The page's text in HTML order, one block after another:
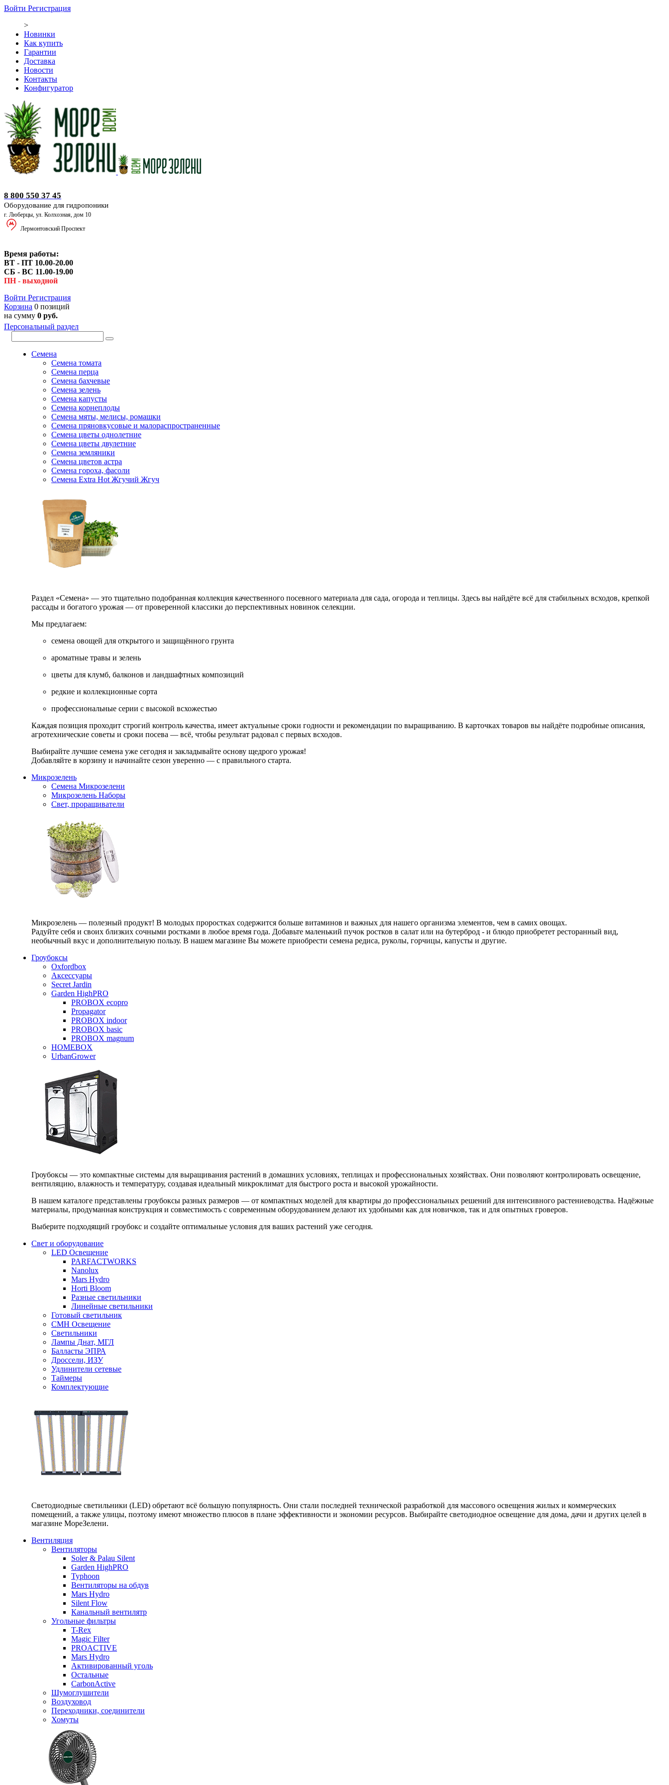
Войти Регистрация
>
Новинки
Как купить
Гарантии
Доставка
Новости
Контакты
Конфигуратор
8 800 550 37 45
Оборудование для гидропоники
г. Люберцы, ул. Колхозная, дом 10
Лермонтовский Проспект
Время работы:
ВТ - ПТ 10.00-20.00
СБ - ВС 11.00-19.00
ПН - выходной
Войти Регистрация
Корзина 0 позиций
на сумму 0 руб.
Персональный раздел
Семена
Семена томата
Семена перца
Семена бахчевые
Семена зелень
Семена капусты
Семена корнеплоды
Семена мяты, мелисы, ромашки
Семена пряновкусовые и малораспространенные
Семена цветы однолетние
Семена цветы двулетние
Семена земляники
Семена цветов астра
Семена гороха, фасоли
Семена Extra Hot Жгучий Жгуч
Раздел «Семена» — это тщательно подобранная коллекция качественного посевного материала для сада, огорода и теплицы. Здесь вы найдёте всё для стабильных всходов, крепкой
рассады и богатого урожая — от проверенной классики до перспективных новинок селекции.
Мы предлагаем:
семена овощей для открытого и защищённого грунта
ароматные травы и зелень
цветы для клумб, балконов и ландшафтных композиций
редкие и коллекционные сорта
профессиональные серии с высокой всхожестью
Каждая позиция проходит строгий контроль качества, имеет актуальные сроки годности и рекомендации по выращиванию. В карточках товаров вы найдёте подробные описания,
агротехнические советы и сроки посева — всё, чтобы результат радовал с первых всходов.
Выбирайте лучшие семена уже сегодня и закладывайте основу щедрого урожая!
Добавляйте в корзину и начинайте сезон уверенно — с правильного старта.
Микрозелень
Семена Микрозелени
Микрозелень Наборы
Свет, проращиватели
Микрозелень — полезный продукт! В молодых проростках содержится больше витаминов и важных для нашего организма элементов, чем в самих овощах.
Радуйте себя и своих близких сочными ростками в любое время года. Добавьте маленький пучок ростков в салат или на бутерброд - и блюдо приобретет ресторанный вид,
необычный вкус и дополнительную пользу. В нашем магазине Вы можете приобрести семена редиса, руколы, горчицы, капусты и другие.
Гроубоксы
Oxfordbox
Аксессуары
Secret Jardin
Garden HighPRO
PROBOX ecopro
Propagator
PROBOX indoor
PROBOX basic
PROBOX magnum
HOMEBOX
UrbanGrower
Гроубоксы — это компактные системы для выращивания растений в домашних условиях, теплицах и профессиональных хозяйствах. Они позволяют контролировать освещение,
вентиляцию, влажность и температуру, создавая идеальный микроклимат для быстрого роста и высокой урожайности.
В нашем каталоге представлены гроубоксы разных размеров — от компактных моделей для квартиры до профессиональных решений для интенсивного растениеводства. Надёжные
материалы, продуманная конструкция и совместимость с современным оборудованием делают их удобными как для новичков, так и для опытных гроверов.
Выберите подходящий гроубокс и создайте оптимальные условия для ваших растений уже сегодня.
Свет и оборудование
LED Освещение
PARFACTWORKS
Nanolux
Mars Hydro
Horti Bloom
Разные светильники
Линейные светильники
Готовый светильник
CMH Освещение
Светильники
Лампы Днат, МГЛ
Балласты ЭПРА
Дроссели, ИЗУ
Удлинители сетевые
Таймеры
Комплектующие
Светодиодные светильники (LED) обретают всё большую популярность. Они стали последней технической разработкой для массового освещения жилых и коммерческих
помещений, а также улицы, поэтому имеют множество плюсов в плане эффективности и экономии ресурсов. Выбирайте светодиодное освещение для дома, дачи и других целей в
магазине МореЗелени.
Вентиляция
Вентиляторы
Soler & Palau Silent
Garden HighPRO
Typhoon
Вентиляторы на обдув
Mars Hydro
Silent Flow
Канальный вентилятр
Угольные фильтры
T-Rex
Magic Filter
PROACTIVE
Mars Hydro
Активированный уголь
Остальные
CarbonActive
Шумоглушители
Воздуховод
Переходники, соединители
Хомуты